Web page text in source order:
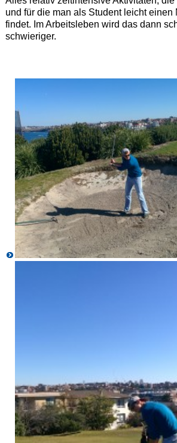
und für die man als Student leicht einen
findet. Im Arbeitsleben wird das dann
schwieriger.